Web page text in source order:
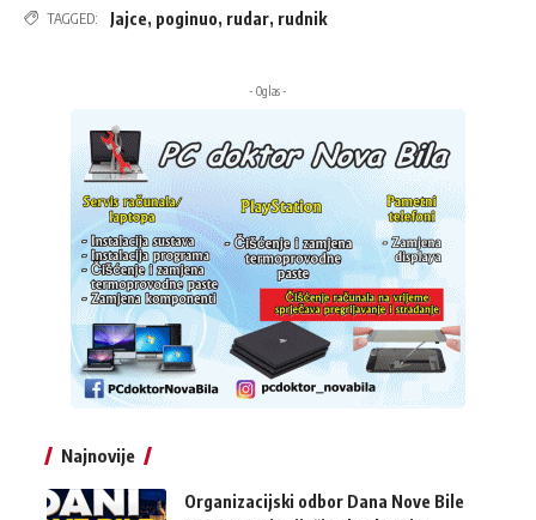
TAGGED: Jajce, poginuo, rudar, rudnik
- Oglas -
Najnovije
Organizacijski odbor Dana Nove Bile